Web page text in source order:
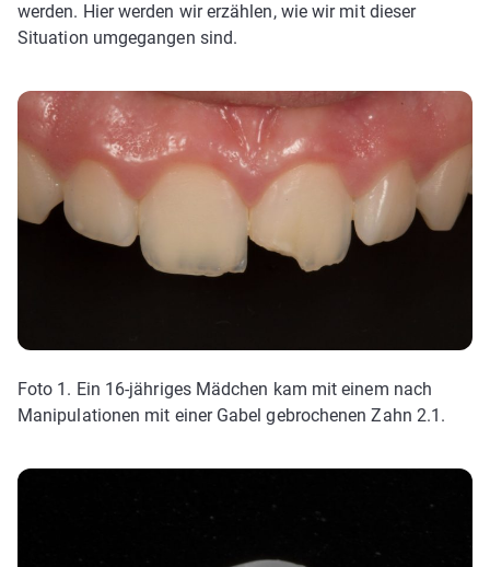
werden. Hier werden wir erzählen, wie wir mit dieser
Situation umgegangen sind.
Foto 1. Ein 16-jähriges Mädchen kam mit einem nach
Manipulationen mit einer Gabel gebrochenen Zahn 2.1.